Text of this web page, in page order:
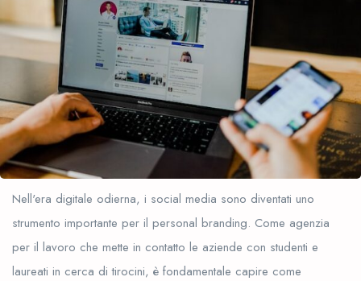
Nell'era digitale odierna, i social media sono diventati uno
strumento importante per il personal branding. Come agenzia
per il lavoro che mette in contatto le aziende con studenti e
laureati in cerca di tirocini, è fondamentale capire come